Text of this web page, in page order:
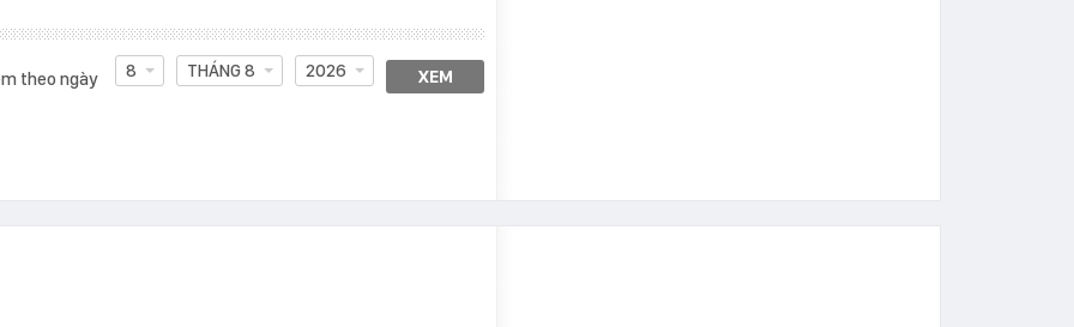
theo ngày 8 THÁNG 8 2026 XEM